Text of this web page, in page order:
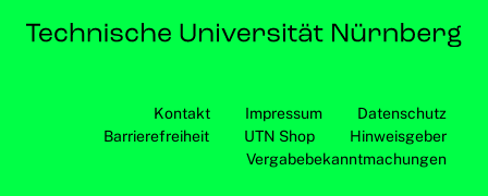
Kontakt Impressum
Datenschutz
Barrierefreiheit
UTN Shop
Hinweisgeber
Vergabebekanntmachungen